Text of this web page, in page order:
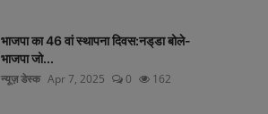
भाजपा का 46 वां स्थापना दिवस:नड्‌डा बोले-
भाजपा जो...
न्यूज़ डेस्क Apr 7, 2025 0 162